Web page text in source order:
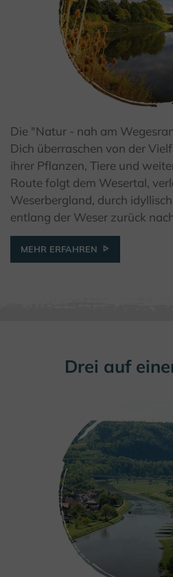
©
Die "Natur - nah am
Dich überraschen von der
ihrer Pflanzen, Tiere und
Route folgt dem Wesertal,
Weserbergland, durch
entlang der Weser zurück
MEHR ERFAHREN
Drei auf